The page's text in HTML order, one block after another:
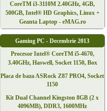
CoreTM i3-3110M 2.40GHz, 4GB,
500GB, Intel® HD Graphics, Linux +
Geanta Laptop - eMAG.ro
Gaming PC - Decembrie 2013
Procesor Intel® CoreTM i5-4670,
3.40GHz, Haswell, Socket 1150, Box
Placa de baza ASRock Z87 PRO4, Socket
1150
Kit Dual Channel Kingston 8GB (2 x
4096MB), DDR3, 1600MHz